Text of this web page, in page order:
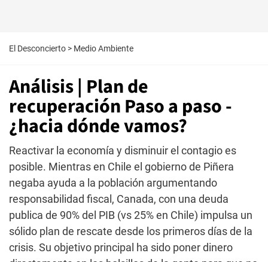
El Desconcierto > Medio Ambiente
Análisis | Plan de
recuperación Paso a paso -
¿hacia dónde vamos?
Reactivar la economía y disminuir el contagio es
posible. Mientras en Chile el gobierno de Piñera
negaba ayuda a la población argumentando
responsabilidad fiscal, Canada, con una deuda
publica de 90% del PIB (vs 25% en Chile) impulsa un
sólido plan de rescate desde los primeros días de la
crisis. Su objetivo principal ha sido poner dinero